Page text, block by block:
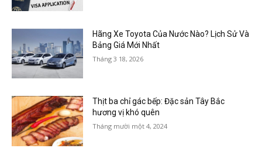
Hãng Xe Toyota Của Nước Nào? Lịch Sử Và
Bảng Giá Mới Nhất
Tháng 3 18, 2026
Thịt ba chỉ gác bếp: Đặc sản Tây Bắc
hương vị khó quên
Tháng mười một 4, 2024